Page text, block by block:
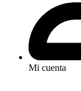
Mi cuenta